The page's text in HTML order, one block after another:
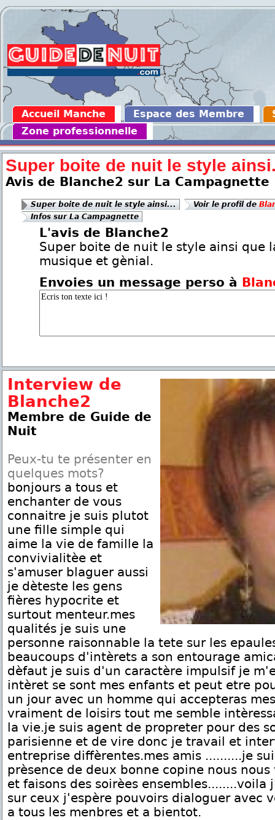
Accueil Manche Espace des Membre
Zone professionnelle
Super boite de nuit le style
Avis de Blanche2 sur La Campagnette
Super boite de nuit le style ainsi... Voir le profil de
Infos sur La Campagnette
L'avis de Blanche2
Super boite de nuit le style ainsi que
musique et gènial.
Envoies un message perso à
Interview de
Blanche2
Membre de Guide de
Nuit
Peux-tu te présenter en
quelques mots?
bonjours a tous et
enchanter de vous
connaitre je suis plutot
une fille simple qui
aime la vie de famille la
convivialitèe et
s'amuser blaguer aussi
je dèteste les gens
fières hypocrite et
surtout menteur.mes
qualités je suis une
personne raisonnable la tete sur les
beaucoups d'intèrets a son entourage
dèfaut je suis d'un caractère impulsif je
intèret se sont mes enfants et peut etre
un jour avec un homme qui accepteras
vraiment de loisirs tout me semble
la vie.je suis agent de propreter pour des
parisienne et de vire donc je travail et
entreprise diffèrentes.mes amis ..........je
prèsence de deux bonne copine nous
et faisons des soirèes
sur ceux j'espère pouvoirs dialoguer avec
a tous les menbres et a bientot.